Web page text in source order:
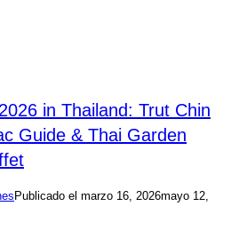
in Thailand: Trut Chin
Guide & Thai Garden
Publicado el marzo 16, 2026mayo 12,